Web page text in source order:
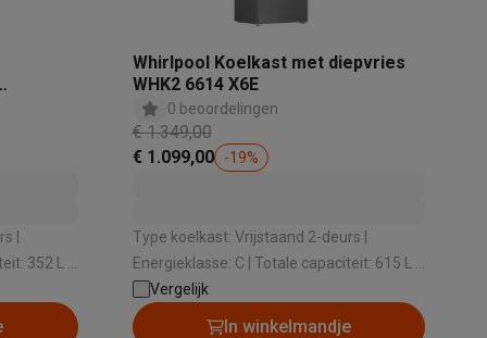
Droogrekken
|
Whirlpool Koelkast met diepvries
WHK2 6614 X6E
0 beoordelingen
€ 1.349,00
€ 1.099,00
-19%
Type koelkast: Vrijstaand 2-deurs |
Energieklasse: C | Totale capaciteit: 615 L |
Vriessysteem: No Frost | Geluidsniveau: 34
dB
Vergelijk
In winkelmandje